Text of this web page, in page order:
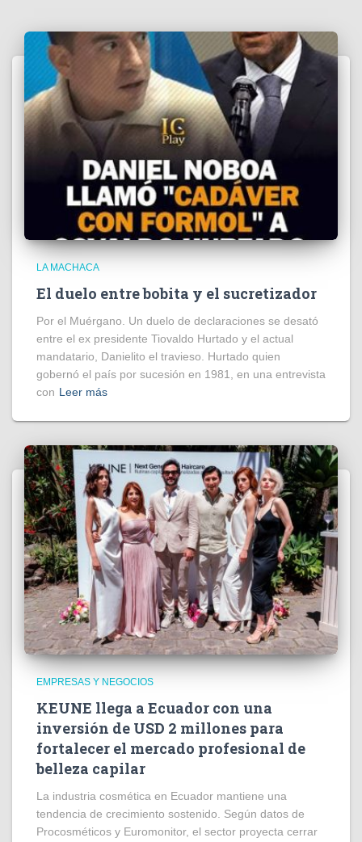
LA MACHACA
El duelo entre bobita y el sucretizador
Por el Muérgano. Un duelo de declaraciones se desató
entre el ex presidente Tiovaldo Hurtado y el actual
mandatario, Danielito el travieso. Hurtado quien
gobernó el país por sucesión en 1981, en una entrevista
con Leer más
EMPRESAS Y NEGOCIOS
KEUNE llega a Ecuador con una
inversión de USD 2 millones para
fortalecer el mercado profesional de
belleza capilar
La industria cosmética en Ecuador mantiene una
tendencia de crecimiento sostenido. Según datos de
Procosméticos y Euromonitor, el sector proyecta cerrar